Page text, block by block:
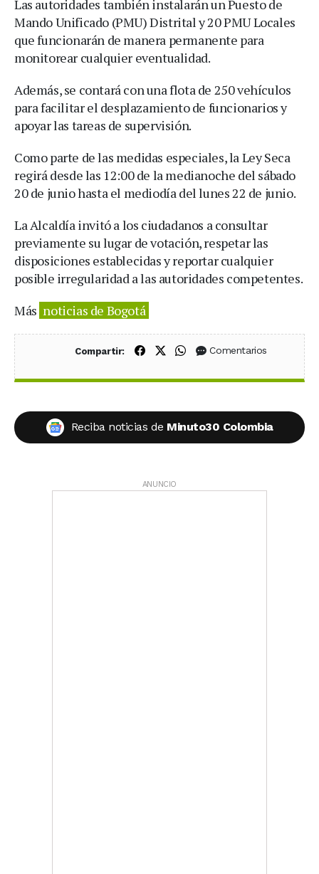
Las autoridades también instalarán un Puesto de
Mando Unificado (PMU) Distrital y 20 PMU Locales
que funcionarán de manera permanente para
monitorear cualquier eventualidad.
Además, se contará con una flota de 250 vehículos
para facilitar el desplazamiento de funcionarios y
apoyar las tareas de supervisión.
Como parte de las medidas especiales, la Ley Seca
regirá desde las 12:00 de la medianoche del sábado
20 de junio hasta el mediodía del lunes 22 de junio.
La Alcaldía invitó a los ciudadanos a consultar
previamente su lugar de votación, respetar las
disposiciones establecidas y reportar cualquier
posible irregularidad a las autoridades competentes.
Más noticias de Bogotá
Compartir: Compartir en Facebook
Compartir en X (Twitter)
Compartir en WhatsApp
Comentarios
Reciba noticias de Minuto30 Colombia
ANUNCIO